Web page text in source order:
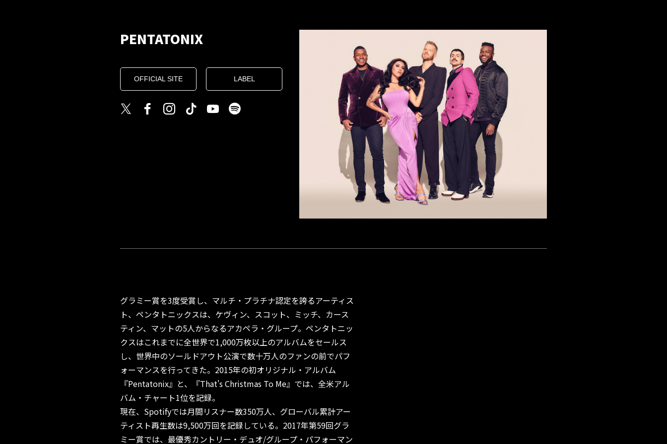
PENTATONIX
OFFICIAL SITE LABEL
グラミー賞を3度受賞し、マルチ・プラチナ認定を誇るアーティス
ト、ペンタトニックスは、ケヴィン、スコット、ミッチ、カース
ティン、マットの5人からなるアカペラ・グループ。ペンタトニッ
クスはこれまでに全世界で1,000万枚以上のアルバムをセールス
し、世界中のソールドアウト公演で数十万人のファンの前でパフ
ォーマンスを行ってきた。2015年の初オリジナル・アルバム
『Pentatonix』と、『That's Christmas To Me』では、全米アル
バム・チャート1位を記録。
現在、Spotifyでは月間リスナー数350万人、グローバル累計アー
ティスト再生数は9,500万回を記録している。2017年第59回グラ
ミー賞では、最優秀カントリー・デュオ/グループ・パフォーマン